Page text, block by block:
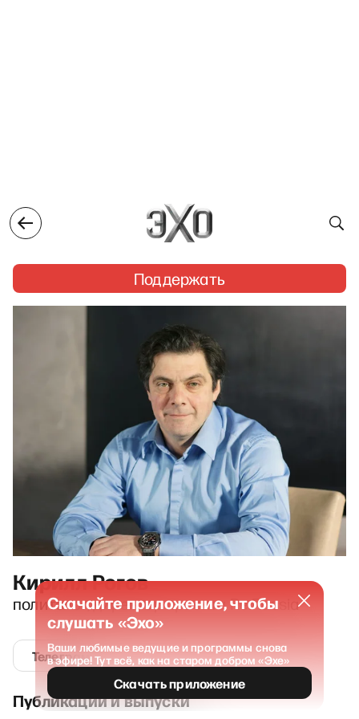
Поддержать
Кирилл Рогов
политолог, директор проекта Re:Russia
Телеграм
Публикации и выпуски
Скачайте приложение, чтобы
слушать «Эхо»
Ваши любимые ведущие и программы снова
в эфире! Тут всё, как на старом добром «Эхе»
Скачать приложение